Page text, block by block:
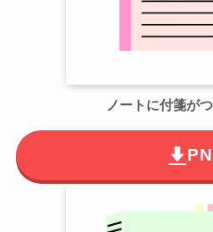
ノートに付箋が